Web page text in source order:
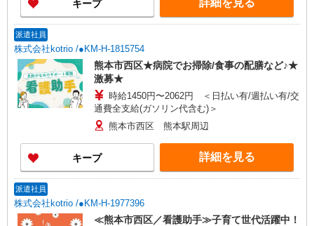
キープ 詳細を見る
派遣社員
株式会社kotrio /●KM-H-1815754
熊本市西区★病院でお掃除/食事の配膳など♪★
激募★
時給1450円〜2062円 ＜日払い有/週払い有/交
通費全支給(ガソリン代含む)＞
熊本市西区 熊本駅周辺
キープ 詳細を見る
派遣社員
株式会社kotrio /●KM-H-1977396
≪熊本市西区／看護助手≫子育て世代活躍中！